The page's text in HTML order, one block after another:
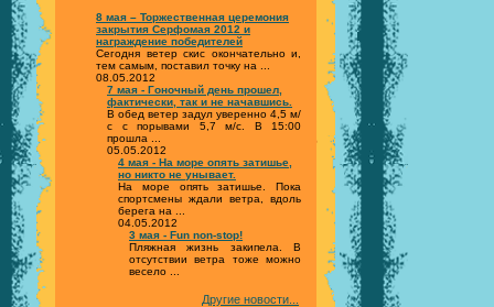
8 мая – Торжественная церемония
закрытия Серфомая 2012 и
награждение победителей
Сегодня ветер скис окончательно и,
тем самым, поставил точку на ...
08.05.2012
7 мая - Гоночный день прошел,
фактически, так и не начавшись.
В обед ветер задул уверенно 4,5 м/
с с порывами 5,7 м/с. В 15:00
прошла ...
05.05.2012
4 мая - На море опять затишье,
но никто не унывает.
На море опять затишье. Пока
спортсмены ждали ветра, вдоль
берега на ...
04.05.2012
3 мая - Fun non-stop!
Пляжная жизнь закипела. В
отсутствии ветра тоже можно
весело ...
Другие новости...